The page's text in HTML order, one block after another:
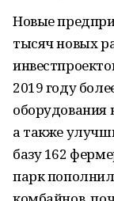
Новые
тысяч новых
2019 году
а также
базу 162
парк